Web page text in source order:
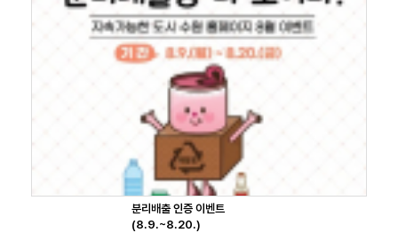
분리배출 인증 이벤트
(8.9.~8.20.)